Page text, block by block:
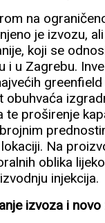
na
je izvozu,
koji se
i u Zagrebu.
obuhvaća
te proširenje
Na
oblika
injekcija.
izvoza i